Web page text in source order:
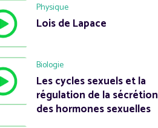
Physique
Lois de Lapace
Biologie
Les cycles sexuels et la
régulation de la sécrétion
des hormones sexuelles